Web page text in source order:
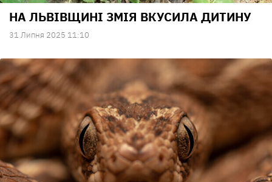
НА ЛЬВІВЩИНІ ЗМІЯ ВКУСИЛА ДИТИНУ
31 Липня 2025 11:10